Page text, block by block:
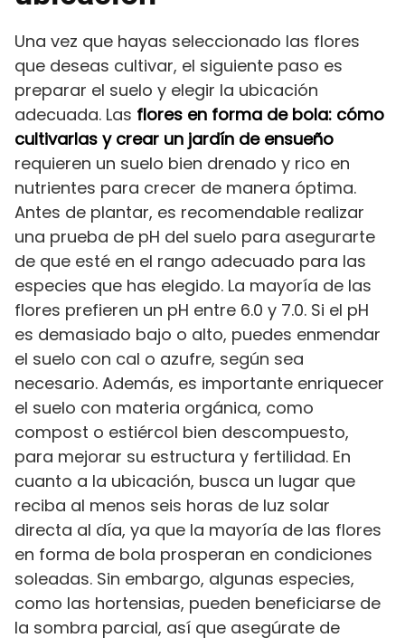
Una vez que hayas seleccionado las flores
que deseas cultivar, el siguiente paso es
preparar el suelo y elegir la ubicación
adecuada. Las flores en forma de bola: cómo
cultivarlas y crear un jardín de ensueño
requieren un suelo bien drenado y rico en
nutrientes para crecer de manera óptima.
Antes de plantar, es recomendable realizar
una prueba de pH del suelo para asegurarte
de que esté en el rango adecuado para las
especies que has elegido. La mayoría de las
flores prefieren un pH entre 6.0 y 7.0. Si el pH
es demasiado bajo o alto, puedes enmendar
el suelo con cal o azufre, según sea
necesario. Además, es importante enriquecer
el suelo con materia orgánica, como
compost o estiércol bien descompuesto,
para mejorar su estructura y fertilidad. En
cuanto a la ubicación, busca un lugar que
reciba al menos seis horas de luz solar
directa al día, ya que la mayoría de las flores
en forma de bola prosperan en condiciones
soleadas. Sin embargo, algunas especies,
como las hortensias, pueden beneficiarse de
la sombra parcial, así que asegúrate de